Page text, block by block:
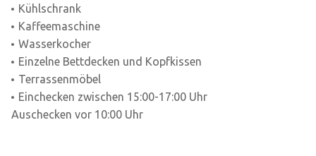
Kühlschrank
Kaffeemaschine
Wasserkocher
Einzelne Bettdecken und Kopfkissen
Terrassenmöbel
Einchecken zwischen 15:00-17:00 Uhr
Auschecken vor 10:00 Uhr